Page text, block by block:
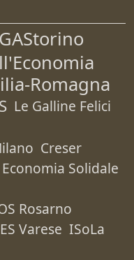
GAStorino
Romagna
Le Galline Felici
Creser
Solidale
Rosarno
Varese ISoLa